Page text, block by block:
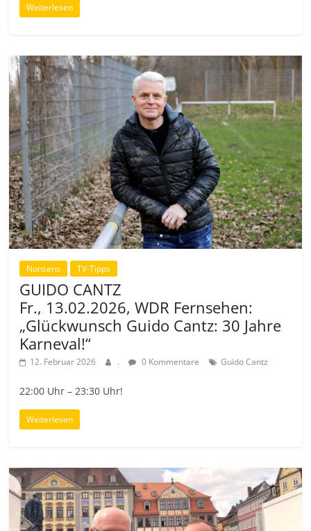
Weiterlesen
Nonsens TV-Tipps
GUIDO CANTZ
Fr., 13.02.2026, WDR Fernsehen:
„Glückwunsch Guido Cantz: 30 Jahre
Karneval!“
12. Februar 2026 . 0 Kommentare Guido Cantz
22:00 Uhr – 23:30 Uhr!
Weiterlesen